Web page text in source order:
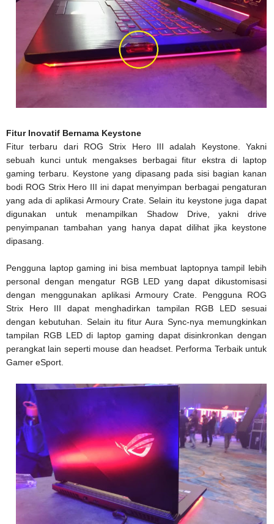
Fitur Inovatif Bernama Keystone
Fitur terbaru dari ROG Strix Hero III adalah Keystone. Yakni
sebuah kunci untuk mengakses berbagai fitur ekstra di laptop
gaming terbaru. Keystone yang dipasang pada sisi bagian kanan
bodi ROG Strix Hero III ini dapat menyimpan berbagai pengaturan
yang ada di aplikasi Armoury Crate. Selain itu keystone juga dapat
digunakan untuk menampilkan Shadow Drive, yakni drive
penyimpanan tambahan yang hanya dapat dilihat jika keystone
dipasang.
Pengguna laptop gaming ini bisa membuat laptopnya tampil lebih
personal dengan mengatur RGB LED yang dapat dikustomisasi
dengan menggunakan aplikasi Armoury Crate. Pengguna ROG
Strix Hero III dapat menghadirkan tampilan RGB LED sesuai
dengan kebutuhan. Selain itu fitur Aura Sync-nya memungkinkan
tampilan RGB LED di laptop gaming dapat disinkronkan dengan
perangkat lain seperti mouse dan headset. Performa Terbaik untuk
Gamer eSport.